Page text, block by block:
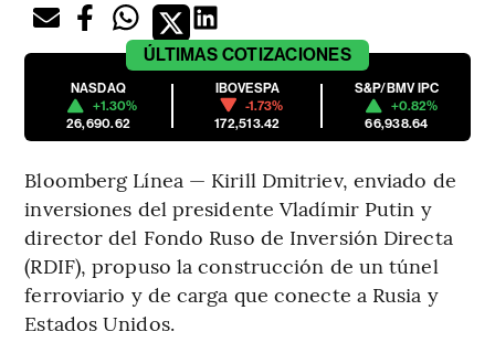
ÚLTIMAS COTIZACIONES
NASDAQ
+1.30%
26,690.62
IBOVESPA
-1.73%
172,513.42
S&P/BMV IPC
+0.82%
66,938.64
Bloomberg Línea — Kirill Dmitriev, enviado de
inversiones del presidente Vladímir Putin y
director del Fondo Ruso de Inversión Directa
(RDIF), propuso la construcción de un túnel
ferroviario y de carga que conecte a Rusia y
Estados Unidos.